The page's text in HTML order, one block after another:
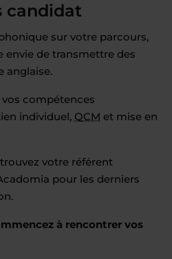
candidat
sur votre parcours,
de transmettre des
anglaise.
compétences
individuel, QCM et mise en
votre référent
pour les derniers
à rencontrer vos